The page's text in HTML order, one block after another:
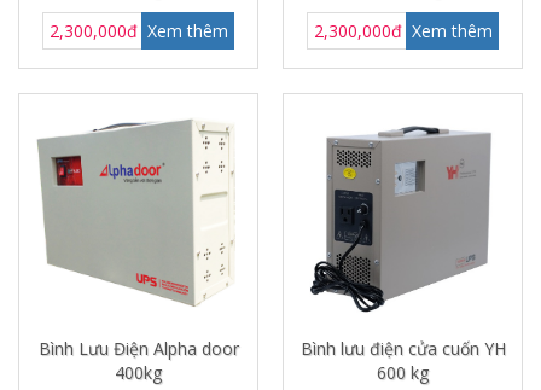
2,300,000đ Xem thêm
2,300,000đ Xem thêm
Bình Lưu Điện Alpha door
400kg
Bình lưu điện cửa cuốn YH
600 kg